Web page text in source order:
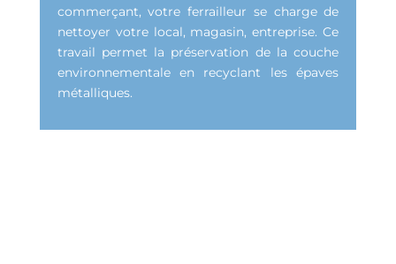
commerçant, votre ferrailleur se charge de
nettoyer votre local, magasin, entreprise. Ce
travail permet la préservation de la couche
environnementale en recyclant les épaves
métalliques.